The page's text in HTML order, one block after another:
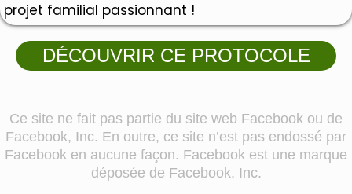
projet familial passionnant !
DÉCOUVRIR CE PROTOCOLE
Ce site ne fait pas partie du site web Facebook ou de
Facebook, Inc. En outre, ce site n’est pas endossé par
Facebook en aucune façon. Facebook est une marque
déposée de Facebook, Inc.